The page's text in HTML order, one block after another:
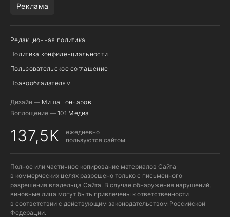
Реклама
Редакционная политика
Политика конфиденциальности
Пользовательское соглашение
Правообладателям
Дизайн — Миша Гончаров
Воплощение — 101 Медиа
137,5K
ежедневно
пользуются сайтом
Полное или частичное копирование материалов Сайта
в коммерческих целях разрешено только с письменного
разрешения владельца Сайта. В случае обнаружения нарушений,
виновные лица могут быть привлечены к ответственности
в соответствии с действующим законодательством Российской
Федерации.